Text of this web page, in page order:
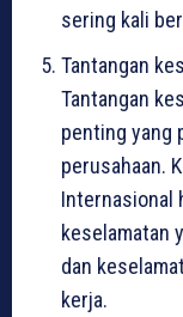
sering kali
Tantangan
Tantangan
penting yang
perusahaan.
Internasional
keselamatan
dan
kerja.